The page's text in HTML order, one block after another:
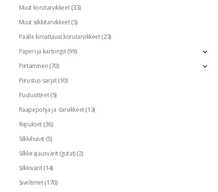
Muut korutarvikkeet(33)
Muut silkkitarvikkeet(5)
Päälle liimattavat korutarvikkeet(23)
Paperi ja kartongit(99)
Piirtäminen(70)
Piirustus-sarjat(10)
Puutuotteet(5)
Raapepohja ja -tarvikkeet(13)
Riipukset(36)
Silkkihuivit(5)
Silkkirajausvärit (gutat)(2)
Silkkivärit(14)
Siveltimet(170)